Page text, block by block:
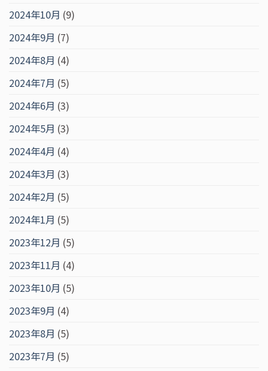
2024年10月 (9)
2024年9月 (7)
2024年8月 (4)
2024年7月 (5)
2024年6月 (3)
2024年5月 (3)
2024年4月 (4)
2024年3月 (3)
2024年2月 (5)
2024年1月 (5)
2023年12月 (5)
2023年11月 (4)
2023年10月 (5)
2023年9月 (4)
2023年8月 (5)
2023年7月 (5)